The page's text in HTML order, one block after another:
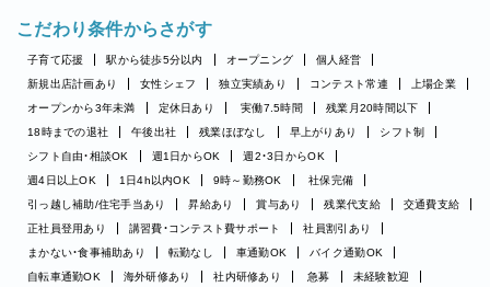
こだわり条件からさがす
子育て応援 駅から徒歩5分以内 オープニング
個人経営
新規出店計画あり
女性シェフ 独立実績あり コンテスト常連
上場企業
オープンから3年未満
定休日あり 実働7.5時間
残業月20時間以下
18時までの退社
午後出社 残業ほぼなし 早上がりあり
シフト制
シフト自由・相談OK
週1日からOK
週2・3日からOK
週4日以上OK
1日4h以内OK 9時～勤務OK
社保完備
引っ越し補助/住宅手当あり
昇給あり 賞与あり 残業代支給
交通費支給
正社員登用あり
講習費・コンテスト費サポート
社員割引あり
まかない・食事補助あり
転勤なし 車通勤OK
バイク通勤OK
自転車通勤OK
海外研修あり 社内研修あり 急募
未経験歓迎